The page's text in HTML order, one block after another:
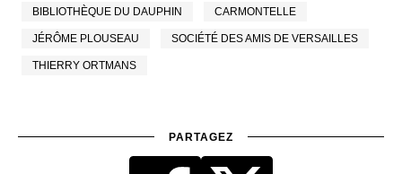
BIBLIOTHÈQUE DU DAUPHIN CARMONTELLE
JÉRÔME PLOUSEAU SOCIÉTÉ DES AMIS DE VERSAILLES
THIERRY ORTMANS
PARTAGEZ